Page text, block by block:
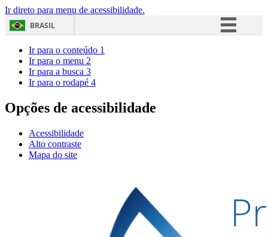
Ir direto para menu de acessibilidade.
BRASIL
Acesso à informação
Ir para o conteúdo 1
Ir para o menu 2
Ir para a busca 3
Ir para o rodapé 4
Opções de acessibilidade
Acessibilidade
Alto contraste
Mapa do site